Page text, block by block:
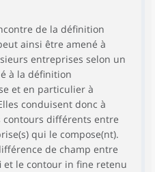
de la définition
ainsi être amené à
entreprises selon un
à la définition
et en particulier à
conduisent donc à
différents entre
qui le compose(nt).
de champ entre
et le contour in fine retenu